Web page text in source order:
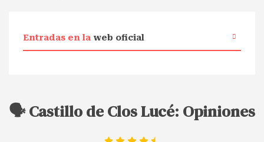
Entradas en la web oficial
🗣️ Castillo de Clos Lucé: Opiniones